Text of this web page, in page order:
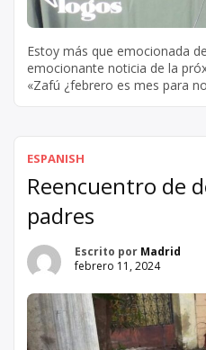
Estoy más que emocionada
emocionante noticia de la
«Zafú ¿febrero es mes para
ávida seguidora de las […]
ESPANISH
Reencuentro de
padres
Escrito por Madrid
febrero 11, 2024